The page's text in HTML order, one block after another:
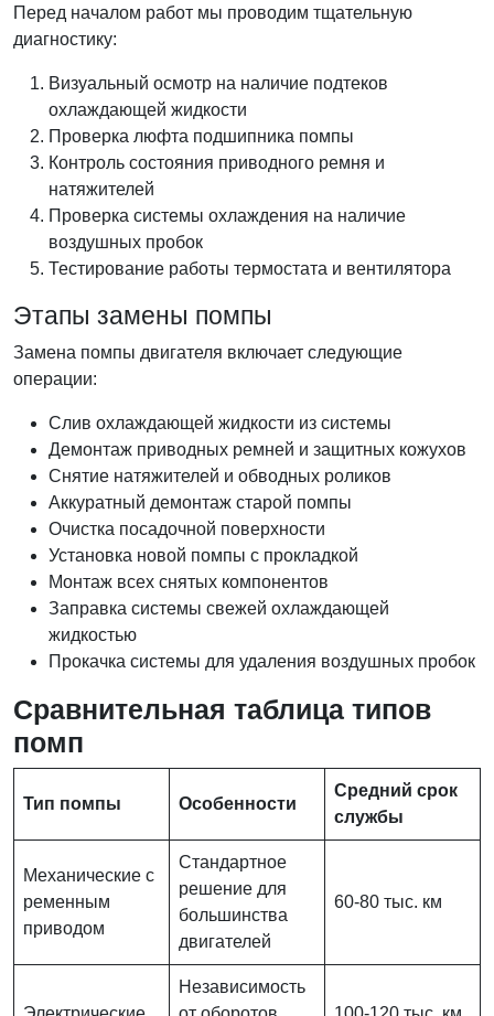
Перед началом работ мы проводим тщательную
диагностику:
Визуальный осмотр на наличие подтеков
охлаждающей жидкости
Проверка люфта подшипника помпы
Контроль состояния приводного ремня и
натяжителей
Проверка системы охлаждения на наличие
воздушных пробок
Тестирование работы термостата и вентилятора
Этапы замены помпы
Замена помпы двигателя включает следующие
операции:
Слив охлаждающей жидкости из системы
Демонтаж приводных ремней и защитных кожухов
Снятие натяжителей и обводных роликов
Аккуратный демонтаж старой помпы
Очистка посадочной поверхности
Установка новой помпы с прокладкой
Монтаж всех снятых компонентов
Заправка системы свежей охлаждающей
жидкостью
Прокачка системы для удаления воздушных пробок
Сравнительная таблица типов
помп
Тип помпы Особенности
Средний срок
службы
Механические с
ременным
приводом
Стандартное
решение для
большинства
двигателей
60-80 тыс. км
Независимость